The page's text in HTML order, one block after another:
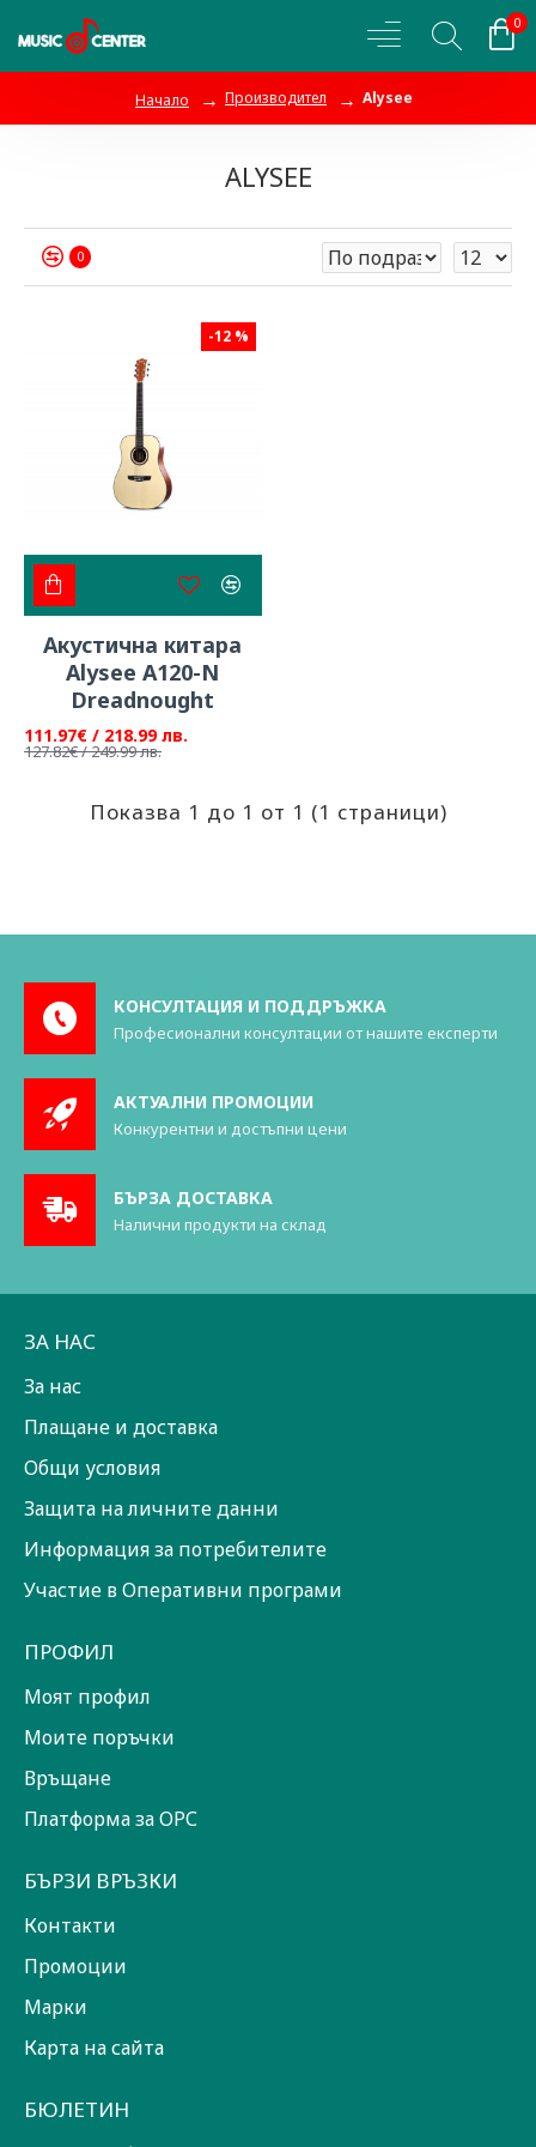
0
Начало Производител Alysee
ALYSEE
0
-12 %
Акустична китара
Alysee A120-N
Dreadnought
111.97€ / 218.99 лв.
127.82€ / 249.99 лв.
Показва 1 до 1 от 1 (1 страници)
КОНСУЛТАЦИЯ И ПОДДРЪЖКА
Професионални консултации от нашите експерти
АКТУАЛНИ ПРОМОЦИИ
Конкурентни и достъпни цени
БЪРЗА ДОСТАВКА
Налични продукти на склад
ЗА НАС
За нас
Плащане и доставка
Общи условия
Защита на личните данни
Информация за потребителите
Участие в Оперативни програми
ПРОФИЛ
Моят профил
Моите поръчки
Връщане
Платформа за ОРС
БЪРЗИ ВРЪЗКИ
Контакти
Промоции
Марки
Карта на сайта
БЮЛЕТИН